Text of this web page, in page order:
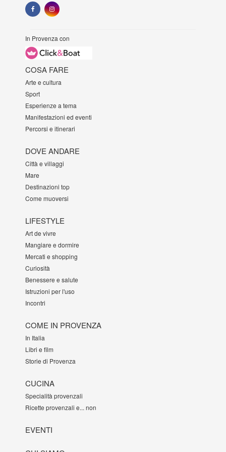
In Provenza con
COSA FARE
Arte e cultura
Sport
Esperienze a tema
Manifestazioni ed eventi
Percorsi e itinerari
DOVE ANDARE
Città e villaggi
Mare
Destinazioni top
Come muoversi
LIFESTYLE
Art de vivre
Mangiare e dormire
Mercati e shopping
Curiosità
Benessere e salute
Istruzioni per l'uso
Incontri
COME IN PROVENZA
In Italia
Libri e film
Storie di Provenza
CUCINA
Specialità provenzali
Ricette provenzali e... non
EVENTI